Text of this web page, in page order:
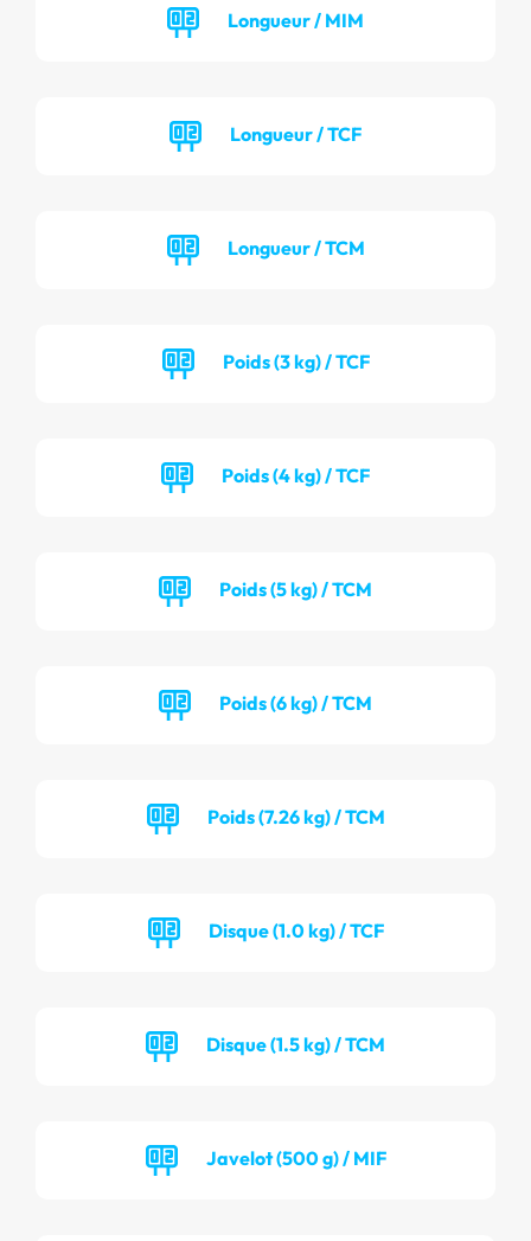
Longueur / MIM
Longueur / TCF
Longueur / TCM
Poids (3 kg) / TCF
Poids (4 kg) / TCF
Poids (5 kg) / TCM
Poids (6 kg) / TCM
Poids (7.26 kg) / TCM
Disque (1.0 kg) / TCF
Disque (1.5 kg) / TCM
Javelot (500 g) / MIF